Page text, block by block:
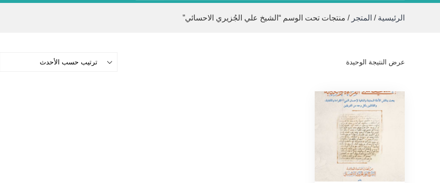
الرئيسية / المتجر / منتجات تحت الوسم “الشيخ علي الجُزيري الاحسائي”
عرض النتيجة الوحيدة